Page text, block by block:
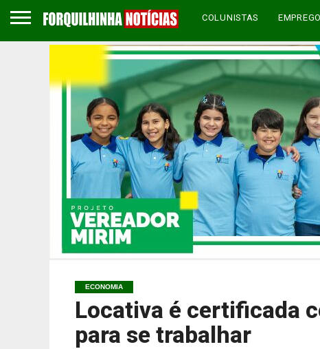
COLUNISTAS
ECONOMIA
Locativa é certificada
para se trabalhar